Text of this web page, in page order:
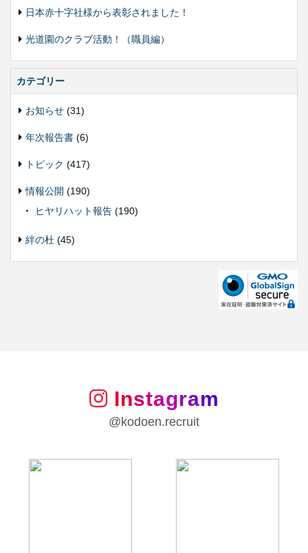
日本赤十字社様から表彰されました！
光道園のクラブ活動！（職員編）
カテゴリー
お知らせ (31)
年次報告書 (6)
トピック (417)
情報公開 (190)
ヒヤリハット報告 (190)
絆の杜 (45)
Instagram
@kodoen.recruit